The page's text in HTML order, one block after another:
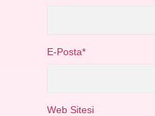
E-Posta*
Web Sitesi